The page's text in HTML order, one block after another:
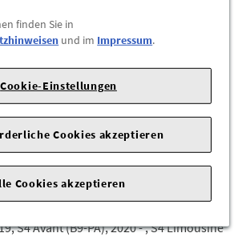
2.0 TDI (100 kW), 35 TDI/2.0 TDI (110
(120 kW), 40 TDI/2.0 TDI (140 kW), 3.0
kW), 3.0 TDI (255 kW)
die im Bordbuch angegebene maximal
(kg)
A4 Avant (B9-PA), 2020 - , A4 Avant g-
A4 Avant g-tron (B9-PA), 2020 - , A4
S4 Avant (B9-PA), 2020 - , S4 Limousine
finden Sie in
und im Impressum.
Cookie-Einstellungen
Cookies akzeptieren
Cookies akzeptieren